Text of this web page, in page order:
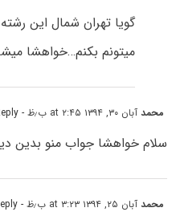
گویا تهران شمال این
میتونم بکنم…خواهشا
محمدآبان ۳۰, ۱۳۹۴ at ۲:۴۵ ب٫ظ - Reply
سلام خواهشا جواب منو بدین
محمدآبان ۲۵, ۱۳۹۴ at ۳:۲۳ ب٫ظ - Reply